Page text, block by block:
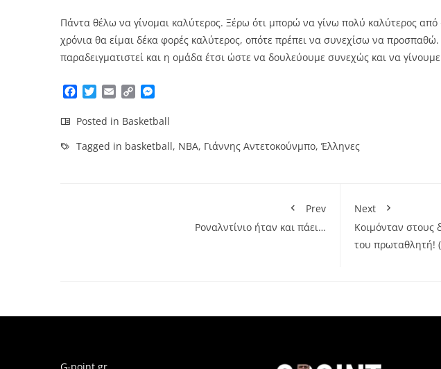
Πάντα θέλω να γίνομαι καλύτερος. Ξέρω ότι μπορώ να γίνω πολύ καλύτερος
χρόνια θα είμαι δέκα φορές καλύτερος, οπότε πρέπει να συνεχίσω να
παραδειγματιστεί και η ομάδα έτσι ώστε να δουλεύουμε συνεχώς και να γίνουμε
Facebook
TwitterEmailCopy
Posted in Basketball
Tagged in basketball, NBA, Γιάννης Αντετοκούνμπο, Έλληνες
Prev
Ροναλντίνιο ήταν και πάει…
Next
Κοιμόνταν στους
του πρωταθλητή!